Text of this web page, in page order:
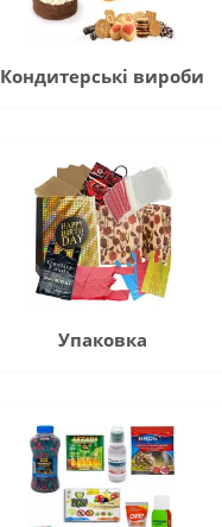
Кондитерські вироби
Упаковка